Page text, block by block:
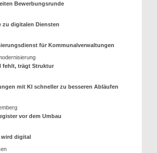
Bewerbungsrunde
zu digitalen Diensten
für Kommunalverwaltungen
fehlt, trägt Struktur
mit KI schneller zu besseren Abläufen
vor dem Umbau
wird digital